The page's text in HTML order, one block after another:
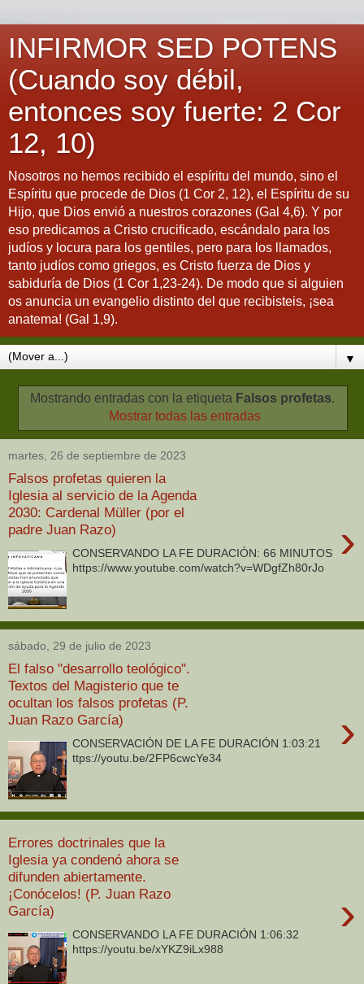
INFIRMOR SED POTENS
(Cuando soy débil,
entonces soy fuerte: 2 Cor
12, 10)
Nosotros no hemos recibido el espíritu del mundo, sino el
Espíritu que procede de Dios (1 Cor 2, 12), el Espíritu de su
Hijo, que Dios envió a nuestros corazones (Gal 4,6). Y por
eso predicamos a Cristo crucificado, escándalo para los
judíos y locura para los gentiles, pero para los llamados,
tanto judíos como griegos, es Cristo fuerza de Dios y
sabiduría de Dios (1 Cor 1,23-24). De modo que si alguien
os anuncia un evangelio distinto del que recibisteis, ¡sea
anatema! (Gal 1,9).
▼
Mostrando entradas con la etiqueta Falsos profetas.
Mostrar todas las entradas
martes, 26 de septiembre de 2023
Falsos profetas quieren la
Iglesia al servicio de la Agenda
2030: Cardenal Müller (por el
padre Juan Razo)
›
CONSERVANDO LA FE DURACIÓN: 66 MINUTOS
https://www.youtube.com/watch?v=WDgfZh80rJo
sábado, 29 de julio de 2023
El falso "desarrollo teológico".
Textos del Magisterio que te
ocultan los falsos profetas (P.
Juan Razo García)
›
CONSERVACIÓN DE LA FE DURACIÓN 1:03:21
ttps://youtu.be/2FP6cwcYe34
Errores doctrinales que la
Iglesia ya condenó ahora se
difunden abiertamente.
¡Conócelos! (P. Juan Razo
García)
›
CONSERVANDO LA FE DURACIÓN 1:06:32
https://youtu.be/xYKZ9iLx988